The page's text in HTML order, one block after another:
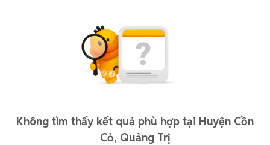
Không tìm thấy kết quả phù hợp tại Huyện Cồn
Cỏ, Quảng Trị